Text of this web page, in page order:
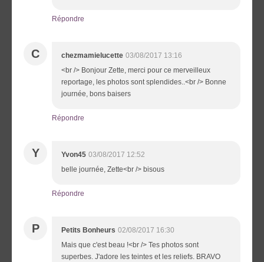
Répondre
C chezmamielucette 03/08/2017 13:16
<br /> Bonjour Zette, merci pour ce merveilleux
reportage, les photos sont splendides..<br /> Bonne
journée, bons baisers
Répondre
Y Yvon45 03/08/2017 12:52
belle journée, Zette<br /> bisous
Répondre
P Petits Bonheurs 02/08/2017 16:30
Mais que c'est beau !<br /> Tes photos sont
superbes. J'adore les teintes et les reliefs. BRAVO